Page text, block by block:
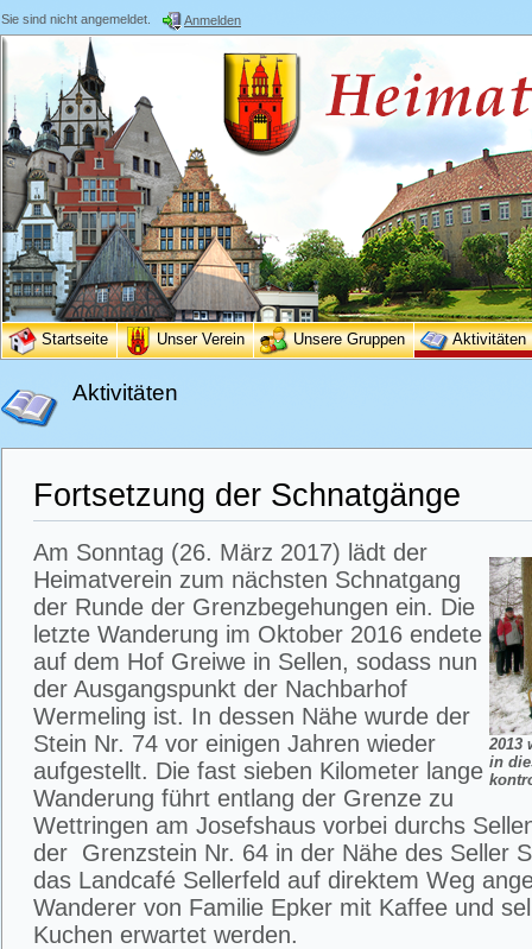
Sie sind nicht angemeldet. Anmelden
Startseite Unser Verein Unsere Gruppen Aktivitäten
Aktivitäten
Fortsetzung der Schnatgänge
2013
in
Am Sonntag (26. März 2017) lädt der
Heimatverein zum nächsten Schnatgang
der Runde der Grenzbegehungen ein. Die
letzte Wanderung im Oktober 2016 endete
auf dem Hof Greiwe in Sellen, sodass nun
der Ausgangspunkt der Nachbarhof
Wermeling ist. In dessen Nähe wurde der
Stein Nr. 74 vor einigen Jahren wieder
aufgestellt. Die fast sieben Kilometer lange
Wanderung führt entlang der Grenze zu
Wettringen am Josefshaus vorbei durchs
der Grenzstein Nr. 64 in der Nähe des Seller
das Landcafé Sellerfeld auf direktem Weg
Wanderer von Familie Epker mit Kaffee und
Kuchen erwartet werden.